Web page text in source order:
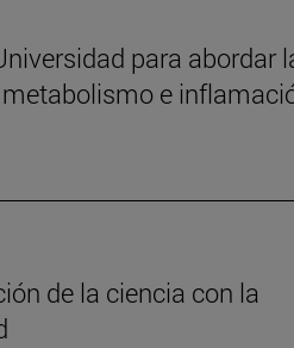
para abordar
e
de la ciencia con la